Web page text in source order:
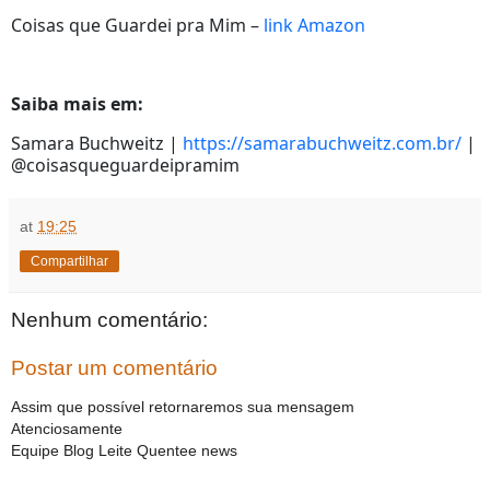
Coisas que Guardei pra Mim – link Amazon
Saiba mais em:
Samara Buchweitz | https://samarabuchweitz.com.br/ |
@coisasqueguardeipramim
at 19:25
Compartilhar
Nenhum comentário:
Postar um comentário
Assim que possível retornaremos sua mensagem
Atenciosamente
Equipe Blog Leite Quentee news